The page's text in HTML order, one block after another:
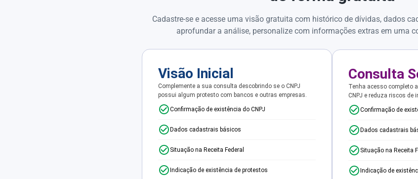
Cadastre-se e acesse uma visão gratuita com histórico de dívidas, dados
aprofundar a análise, personalize com informações extras em uma
Visão Inicial
Complemente a sua consulta descobrindo se o CNPJ
possui algum protesto com bancos e outras empresas.
Confirmação de existência do CNPJ
Dados cadastrais básicos
Situação na Receita Federal
Indicação de existência de protestos
Consulta
Tenha acesso completo
CNPJ e reduza riscos de
Confirmação de
Dados cadastrais
Situação na Receita
Indicação de